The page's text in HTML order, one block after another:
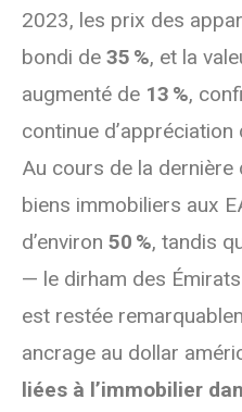
2023, les prix des
bondi de 35 %, et la
augmenté de 13 %,
continue d’appréciation
Au cours de la dernière
biens immobiliers aux
d’environ 50 %, tandis
— le dirham des
est restée
ancrage au dollar
liées à l’immobilier